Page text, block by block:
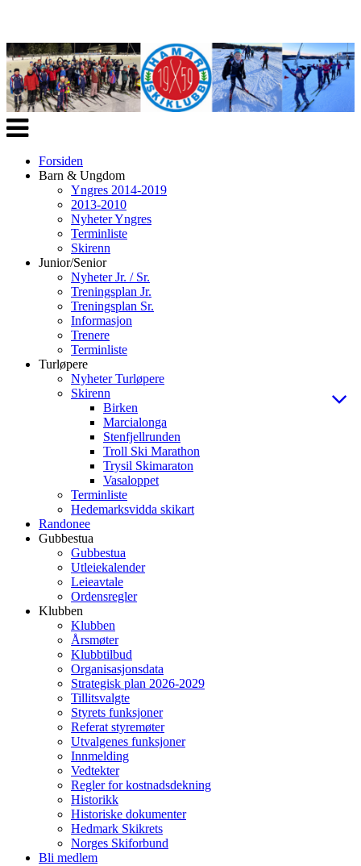
Veksle
navigasjon
Forsiden
Barn & Ungdom
Yngres 2014-2019
2013-2010
Nyheter Yngres
Terminliste
Skirenn
Junior/Senior
Nyheter Jr. / Sr.
Treningsplan Jr.
Treningsplan Sr.
Informasjon
Trenere
Terminliste
Turløpere
Nyheter Turløpere
Skirenn
Birken
Marcialonga
Stenfjellrunden
Troll Ski Marathon
Trysil Skimaraton
Vasaloppet
Terminliste
Hedemarksvidda skikart
Randonee
Gubbestua
Gubbestua
Utleiekalender
Leieavtale
Ordensregler
Klubben
Klubben
Årsmøter
Klubbtilbud
Organisasjonsdata
Strategisk plan 2026-2029
Tillitsvalgte
Styrets funksjoner
Referat styremøter
Utvalgenes funksjoner
Innmelding
Vedtekter
Regler for kostnadsdekning
Historikk
Historiske dokumenter
Hedmark Skikrets
Norges Skiforbund
Bli medlem